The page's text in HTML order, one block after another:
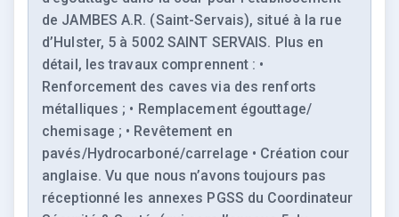
de JAMBES A.R. (Saint-Servais), situé à la rue
d’Hulster, 5 à 5002 SAINT SERVAIS. Plus en
détail, les travaux comprennent : •
Renforcement des caves via des renforts
métalliques ; • Remplacement égouttage/
chemisage ; • Revêtement en
pavés/Hydrocarboné/carrelage • Création cour
anglaise. Vu que nous n’avons toujours pas
réceptionné les annexes PGSS du Coordinateur